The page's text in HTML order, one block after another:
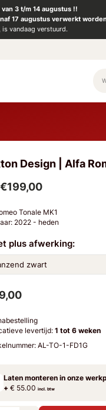
3 t/m 14 augustus !!
17 augustus verwerkt
vandaag verstuurd.
Design | Alfa
€199,00
Tonale MK1
2022 - heden
plus afwerking:
levertijd:1 tot 6 weken
AL-TO-1-FD1G
Laten monteren in onze
+€ 55.00 incl. btw